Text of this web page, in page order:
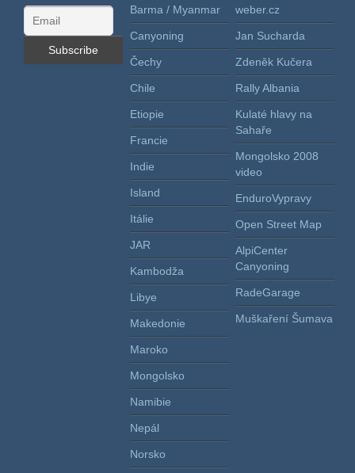
Barma / Myanmar
Canyoning
Čechy
Chile
Etiopie
Francie
Indie
Island
Itálie
JAR
Kambodža
Libye
Makedonie
Maroko
Mongolsko
Namibie
Nepál
Norsko
weber.cz
Jan Sucharda
Zdeněk Kučera
Rally Albania
Kulaté hlavy na
Sahaře
Mongolsko 2008
video
EnduroVypravy
Open Street Map
AlpiCenter
Canyoning
RadeGarage
Muškaření Šumava